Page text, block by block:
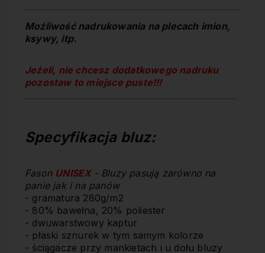
Możliwość nadrukowania na plecach imion,
ksywy, itp.
Jeżeli, nie chcesz dodatkowego nadruku
pozostaw to miejsce puste!!!
Specyfikacja bluz:
Fason UNISEX - Bluzy pasują zarówno na
panie jak i na panów
- gramatura 280g/m2
- 80% bawełna, 20% poliester
- dwuwarstwowy kaptur
- płaski sznurek w tym samym kolorze
- ściągacze przy mankietach i u dołu bluzy